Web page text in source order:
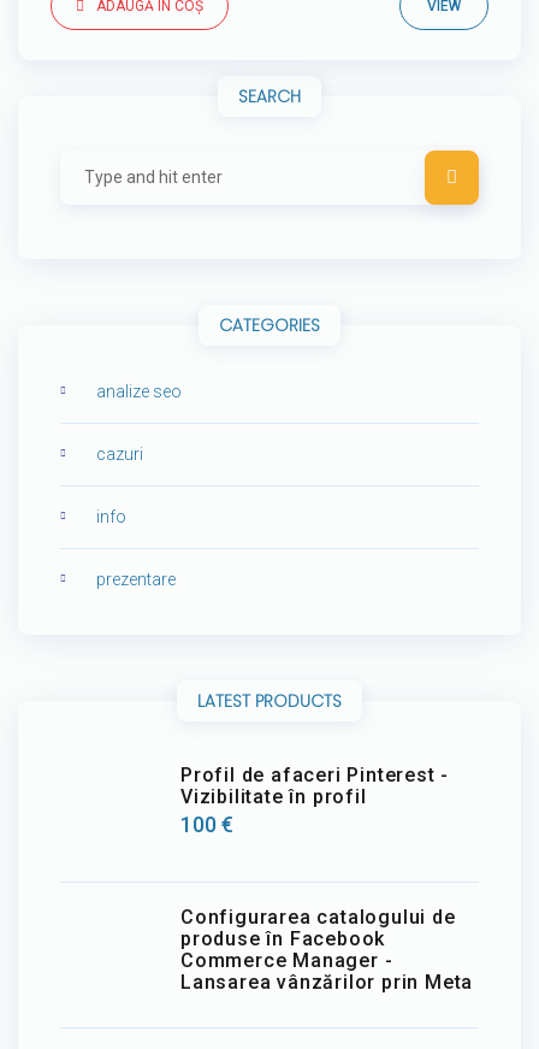
ADAUGĂ ÎN COȘ VIEW
SEARCH
CATEGORIES
analize seo
cazuri
info
prezentare
LATEST PRODUCTS
Profil de afaceri Pinterest -
Vizibilitate în profil
100€
Configurarea catalogului de
produse în Facebook
Commerce Manager -
Lansarea vânzărilor prin Meta